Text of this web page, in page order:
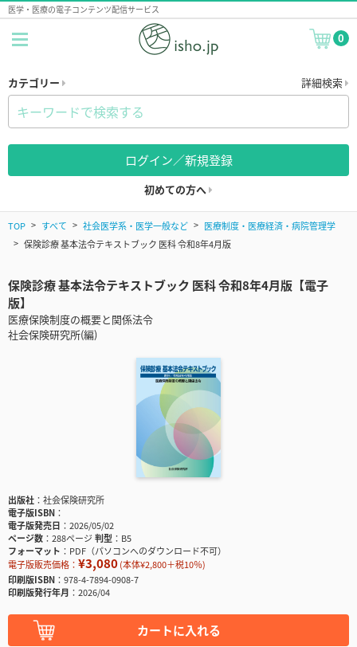
医学・医療の電子コンテンツ配信サービス
0
カテゴリー 詳細検索
ログイン／新規登録
初めての方へ
TOP すべて 社会医学系・医学一般など
医療制度・医療経済・病院管理学
保険診療 基本法令テキストブック 医科 令和8年4月版
保険診療 基本法令テキストブック 医科 令和8年4月版【電子
版】
医療保険制度の概要と関係法令
社会保険研究所(編)
出版社
社会保険研究所
電子版ISBN
電子版発売日
2026/05/02
ページ数
288ページ判型
B5
フォーマット
PDF（パソコンへのダウンロード不可）
電子版販売価格： ¥3,080(本体¥2,800＋税10％)
印刷版ISBN
978-4-7894-0908-7
印刷版発行年月
2026/04
カートに入れる